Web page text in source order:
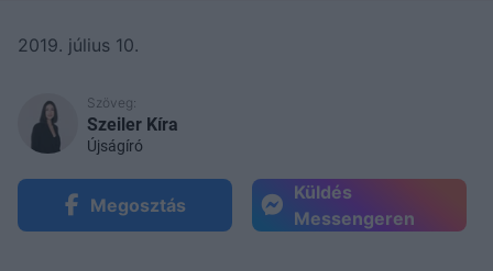
2019. július 10.
Szöveg:
Szeiler Kíra
Újságíró
Megosztás
Küldés
Messengeren